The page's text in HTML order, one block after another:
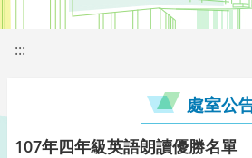
:::
處室公
107年四年級英語朗讀優勝名單